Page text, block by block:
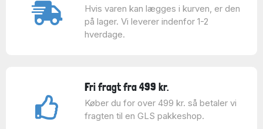
Hvis varen kan lægges i kurven, er den
på lager. Vi leverer indenfor 1-2
hverdage.
Fri fragt fra 499 kr.
Køber du for over 499 kr. så betaler vi
fragten til en GLS pakkeshop.